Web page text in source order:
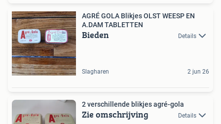
AGRÉ GOLA Blikjes OLST WEESP EN
A.DAM TABLETTEN
Bieden Details
Slagharen 2 jun 26
2 verschillende blikjes agré-gola
Zie omschrijving Details